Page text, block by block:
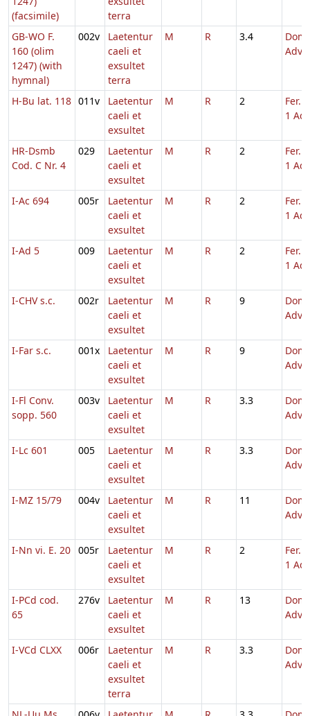
(facsimile)
terra
GB-WO F.
160 (olim
1247) (with
hymnal)
002v
Laetentur
caeli et
exsultet
terra
M R 3.4
H-Bu lat. 118 011v
Laetentur
caeli et
exsultet
M R 2
Fer.
1
HR-Dsmb
Cod. C Nr. 4
029
Laetentur
caeli et
exsultet
M R 2
Fer.
1
I-Ac 694 005r
Laetentur
caeli et
exsultet
M R 2
Fer.
1
I-Ad 5 009
Laetentur
caeli et
exsultet
M R 2
Fer.
1
I-CHV s.c. 002r
Laetentur
caeli et
exsultet
M R 9
I-Far s.c. 001x
Laetentur
caeli et
exsultet
M R 9
I-Fl Conv.
sopp. 560
003v
Laetentur
caeli et
exsultet
M R 3.3
I-Lc 601 005
Laetentur
caeli et
exsultet
M R 3.3
I-MZ 15/79 004v
Laetentur
caeli et
exsultet
M R 11
I-Nn vi. E. 20 005r
Laetentur
caeli et
exsultet
M R 2
Fer.
1
I-PCd cod.
65
276v
Laetentur
caeli et
exsultet
M R 13
I-VCd CLXX 006r
Laetentur
caeli et
exsultet
terra
M R 3.3